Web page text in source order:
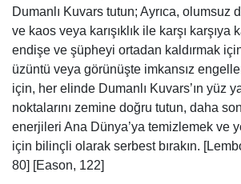
Dumanlı Kuvars tutun; Ayrıca, olumsuz
ve kaos veya karışıklık ile karşı karşıya
endişe ve şüpheyi ortadan kaldırmak
üzüntü veya görünüşte imkansız
için, her elinde Dumanlı Kuvars’ın yüz
noktalarını zemine doğru tutun, daha
enerjileri Ana Dünya’ya temizlemek ve
için bilinçli olarak serbest bırakın.
80] [Eason, 122]